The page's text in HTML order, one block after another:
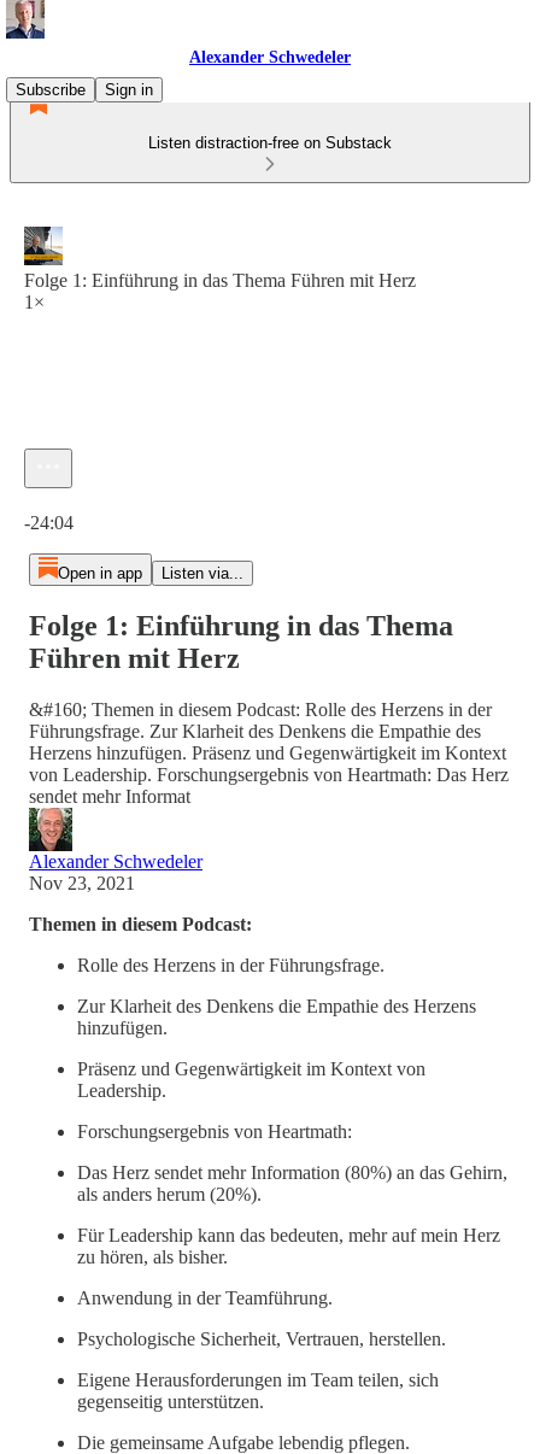
Alexander Schwedeler
Subscribe
Sign in
Listen distraction-free on Substack
Folge 1: Einführung in das Thema Führen mit Herz
1×
-24:04
Open in app Listen via...
Folge 1: Einführung in das Thema
Führen mit Herz
&#160; Themen in diesem Podcast: Rolle des Herzens in der
Führungsfrage. Zur Klarheit des Denkens die Empathie des
Herzens hinzufügen. Präsenz und Gegenwärtigkeit im Kontext
von Leadership. Forschungsergebnis von Heartmath: Das Herz
sendet mehr Informat
Alexander Schwedeler
Nov 23, 2021
Themen in diesem Podcast:
Rolle des Herzens in der Führungsfrage.
Zur Klarheit des Denkens die Empathie des Herzens
hinzufügen.
Präsenz und Gegenwärtigkeit im Kontext von
Leadership.
Forschungsergebnis von Heartmath:
Das Herz sendet mehr Information (80%) an das Gehirn,
als anders herum (20%).
Für Leadership kann das bedeuten, mehr auf mein Herz
zu hören, als bisher.
Anwendung in der Teamführung.
Psychologische Sicherheit, Vertrauen, herstellen.
Eigene Herausforderungen im Team teilen, sich
gegenseitig unterstützen.
Die gemeinsame Aufgabe lebendig pflegen.